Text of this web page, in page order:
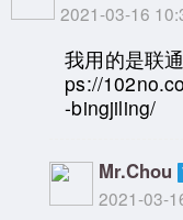
2021-03-16
我用的是联
ps://
-bingjiling/
Mr.Chou
2021-03-